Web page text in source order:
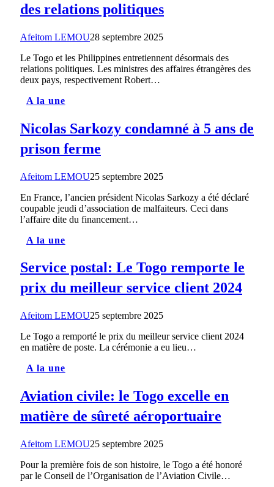
des relations politiques
Afeitom LEMOU28 septembre 2025
Le Togo et les Philippines entretiennent désormais des
relations politiques. Les ministres des affaires étrangères des
deux pays, respectivement Robert…
A la une
Nicolas Sarkozy condamné à 5 ans de
prison ferme
Afeitom LEMOU25 septembre 2025
En France, l’ancien président Nicolas Sarkozy a été déclaré
coupable jeudi d’association de malfaiteurs. Ceci dans
l’affaire dite du financement…
A la une
Service postal: Le Togo remporte le
prix du meilleur service client 2024
Afeitom LEMOU25 septembre 2025
Le Togo a remporté le prix du meilleur service client 2024
en matière de poste. La cérémonie a eu lieu…
A la une
Aviation civile: le Togo excelle en
matière de sûreté aéroportuaire
Afeitom LEMOU25 septembre 2025
Pour la première fois de son histoire, le Togo a été honoré
par le Conseil de l’Organisation de l’Aviation Civile…